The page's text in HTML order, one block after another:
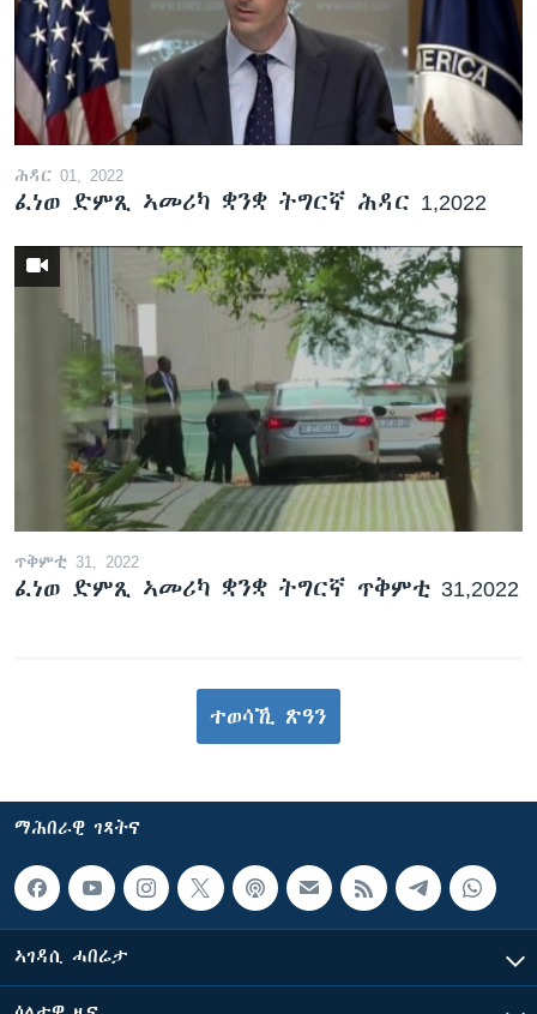
ሕዳር 01, 2022
ፈነወ ድምጺ ኣመሪካ ቋንቋ ትግርኛ ሕዳር 1,2022
ጥቅምቲ 31, 2022
ፈነወ ድምጺ ኣመሪካ ቋንቋ ትግርኛ ጥቅምቲ 31,2022
ተወሳኺ ጽዓን
ማሕበራዊ ገጻትና
ኣገዳሲ ሓበሬታ